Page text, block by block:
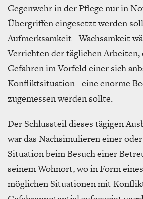
Gegenwehr in der Pflege nur in
Übergriffen eingesetzt werden
Aufmerksamkeit - Wachsamkeit
Verrichten der täglichen Arbeiten,
Gefahren im Vorfeld einer sich
Konfliktsituation - eine enorme
zugemessen werden sollte.
Der Schlussteil dieses tägigen
war das Nachsimulieren einer
Situation beim Besuch einer
seinem Wohnort, wo in Form
möglichen Situationen mit